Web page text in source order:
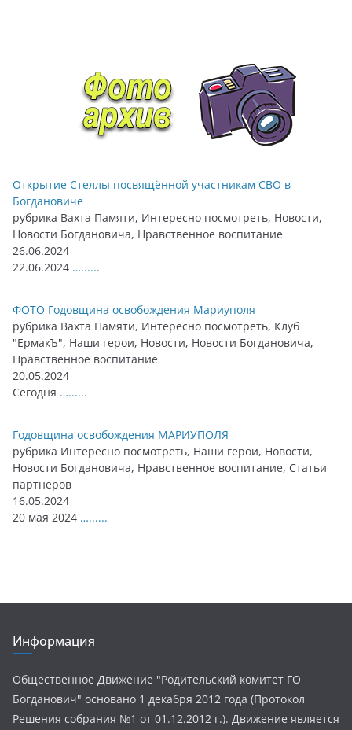
Открытие Стеллы посвящённой участникам СВО в
Богдановиче
рубрика Вахта Памяти, Интересно посмотреть, Новости,
Новости Богдановича, Нравственное воспитание
26.06.2024
22.06.2024 …......
ФОТО Годовщина освобождения Мариуполя
рубрика Вахта Памяти, Интересно посмотреть, Клуб
"ЕрмакЪ", Наши герои, Новости, Новости Богдановича,
Нравственное воспитание
20.05.2024
Сегодня …......
Годовщина освобождения МАРИУПОЛЯ
рубрика Интересно посмотреть, Наши герои, Новости,
Новости Богдановича, Нравственное воспитание, Статьи
партнеров
16.05.2024
20 мая 2024 …......
Информация
Общественное Движение "Родительский комитет ГО
Богданович" основано 1 декабря 2012 года (Протокол
Решения собрания №1 от 01.12.2012 г.). Движение является